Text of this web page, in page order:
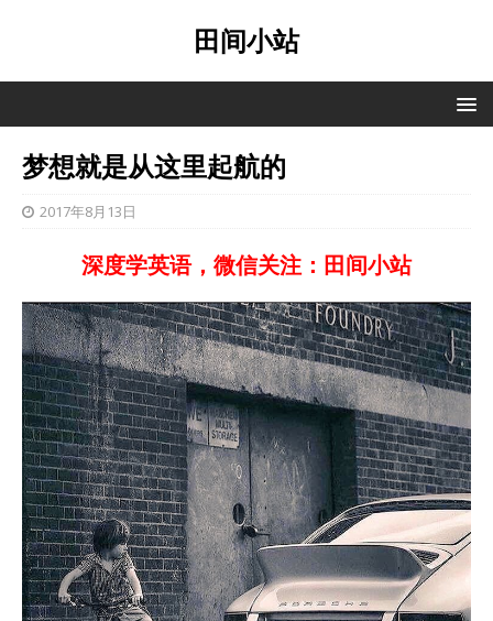
田间小站
梦想就是从这里起航的
2017年8月13日
深度学英语，微信关注：田间小站